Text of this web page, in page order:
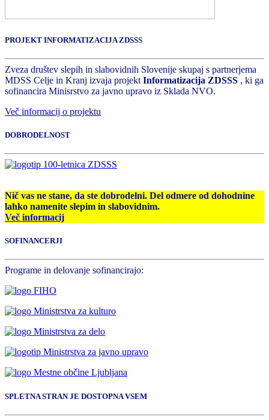
PROJEKT INFORMATIZACIJA ZDSSS
Zveza društev slepih in slabovidnih Slovenije skupaj s partnerjema
MDSS Celje in Kranj izvaja projekt Informatizacija ZDSSS , ki ga
sofinancira Minisrstvo za javno upravo iz Sklada NVO.
Več informacij o projektu
DOBRODELNOST
Nič vas ne stane, da ste dobrodelni. Del odmere od dohodnine
lahko namenite slepim in slabovidnim.
Več informacij
SOFINANCERJI
Programe in delovanje sofinancirajo:
SPLETNA STRAN JE DOSTOPNA VSEM